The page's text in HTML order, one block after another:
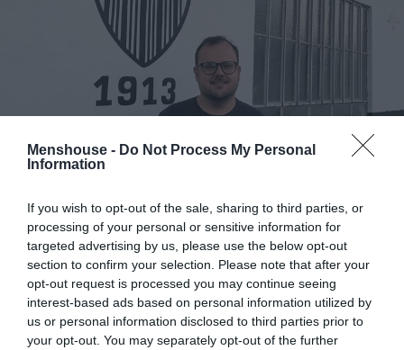
Menshouse - Do Not Process My Personal
Information
If you wish to opt-out of the sale, sharing to third parties, or
processing of your personal or sensitive information for
targeted advertising by us, please use the below opt-out
section to confirm your selection. Please note that after your
opt-out request is processed you may continue seeing
interest-based ads based on personal information utilized by
us or personal information disclosed to third parties prior to
your opt-out. You may separately opt-out of the further
Βρισκόταν πια στη δεύτερη κατηγορία, αλλά αυτό
ουδόλως τον ενοχλούσε. Αντιθέτως, του έδινε
κίνητρο να ψάχνεται περισσότερο για το πώς θα την
ωφελήσει.
Πρότεινε στη διοίκηση ν’ αγωνίζεται η ομάδα όλον τον